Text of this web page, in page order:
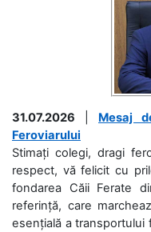
31.07.2026
Mesaj
Feroviarului
Stimați colegi, dragi
respect, vă felicit cu
fondarea Căii Ferate
referință, care
esențială a transportului